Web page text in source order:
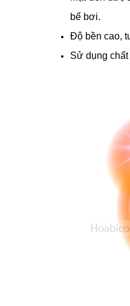
bể bơi.
Độ bền cao,
Sử dụng